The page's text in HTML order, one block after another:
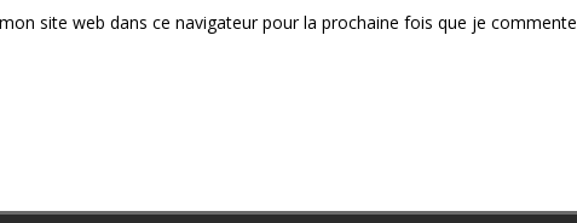
site web dans ce navigateur pour la prochaine fois que je